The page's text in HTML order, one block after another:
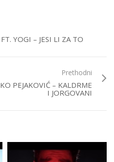
YOGI – JESI LI ZA TO
Prethodni
PEJAKOVIĆ – KALDRME
I JORGOVANI